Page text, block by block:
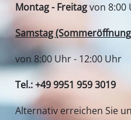
Montag - Freitagvon 8:00
Samstag
von 8:00 Uhr - 12:00 Uhr
Tel.: +49 9951 959 3019
Alternativ erreichen Sie